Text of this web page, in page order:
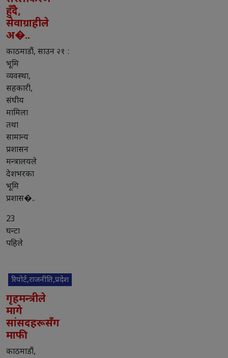
हुँदै,
सेवाग्राहीले
अ�..
काठमाडौं, साउन २१ :
भूमि
व्यवस्था,
सहकारी,
संघीय
मामिला
तथा
सामान्य
प्रशासन
मन्त्रालयले
देशभरका
भूमि
प्रशास�..
23
घन्टा
पहिले
रिपोर्ट,राजनीति,प्रदेश
गृहमन्त्रीले
मागे
सांसदहरूसँग
माफी
काठमाडौं,